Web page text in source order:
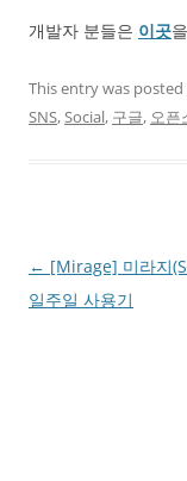
개발자 분들은 이곳
This entry was posted
SNS,Social, 구글, 오픈
Post
navigation
← [Mirage] 미라지
일주일 사용기